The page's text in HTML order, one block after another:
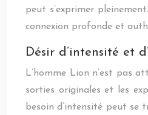
peut s’exprimer
connexion profonde et
Désir d’intensité et
L’homme Lion n’est pas
sorties originales et les
besoin d’intensité peut se